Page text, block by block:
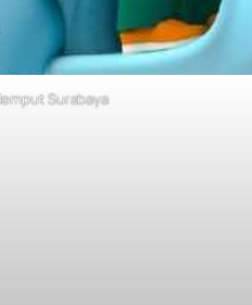
Surabaya